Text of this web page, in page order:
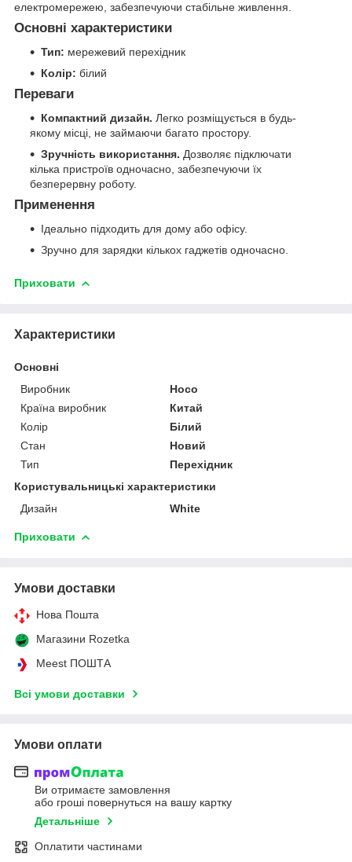
електромережею, забезпечуючи стабільне живлення.
Основні характеристики
Тип: мережевий перехідник
Колір: білий
Переваги
Компактний дизайн. Легко розміщується в будь-
якому місці, не займаючи багато простору.
Зручність використання. Дозволяє підключати
кілька пристроїв одночасно, забезпечуючи їх
безперервну роботу.
Применення
Ідеально підходить для дому або офісу.
Зручно для зарядки кількох гаджетів одночасно.
Приховати
Характеристики
Основні
Виробник
Hoco
Країна виробник
Китай
Колір
Білий
Стан
Новий
Тип
Перехідник
Користувальницькі характеристики
Дизайн
White
Приховати
Умови доставки
Нова Пошта
Магазини Rozetka
Meest ПОШТА
Всі умови доставки
Умови оплати
Ви отримаєте замовлення
або гроші повернуться на вашу картку
Детальніше
Оплатити частинами